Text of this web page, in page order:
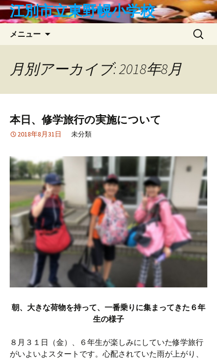
コ
ン 江別市立東野幌小学校
メニュー
検
索:
月別アーカイブ: 2018年8月
本日、修学旅行の実施について
2018年8月31日 未分類
朝、大きな荷物を持って、一番乗りに集まってきた６年
生の様子
８月３１日（金）、６年生が楽しみにしていた修学旅行
がいよいよスタートです。心配されていた雨が上がり、